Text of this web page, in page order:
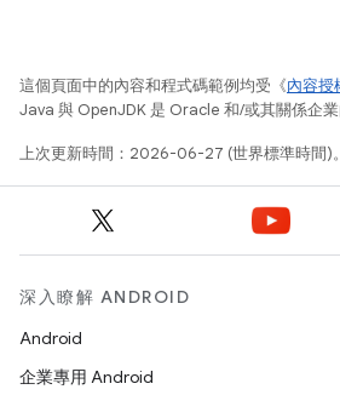
這個頁面中的內容和程式碼範例均受《內容授
Java 與 OpenJDK 是 Oracle 和/或其關係企業
上次更新時間：2026-06-27 (世界標準時間)。
深入瞭解 ANDROID
Android
企業專用 Android